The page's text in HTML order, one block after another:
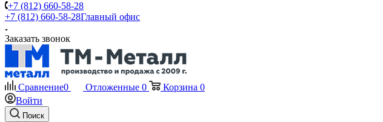
+7 (812) 660-58-28
+7 (812) 660-58-28Главный офис
Заказать звонок
Сравнение0 Отложенные 0 Корзина 0
Войти
Поиск